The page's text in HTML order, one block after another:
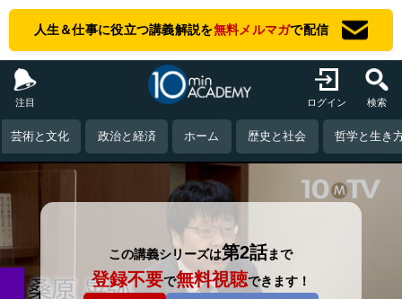
人生＆仕事に役立つ講義解説を無料メルマガで配信
注目 ログイン 検索
芸術と文化 政治と経済 ホーム 歴史と社会 哲学と生き
この講義シリーズは第2話まで
登録不要で無料視聴できます！